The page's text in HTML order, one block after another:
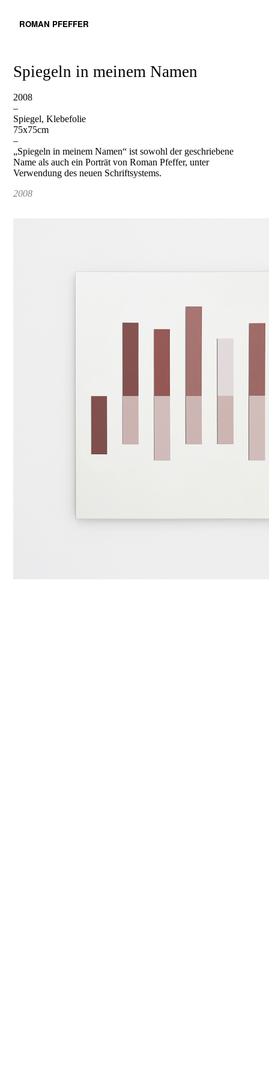
ROMAN PFEFFER
Spiegeln in meinem Namen
2008
–
Spiegel, Klebefolie
75x75cm
–
„Spiegeln in meinem Namen“ ist sowohl der geschriebene
Name als auch ein Porträt von Roman Pfeffer, unter
Verwendung des neuen Schriftsystems.
2008